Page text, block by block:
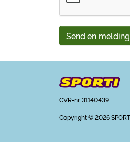
Send en melding
CVR-nr. 31140439
Copyright© 2026